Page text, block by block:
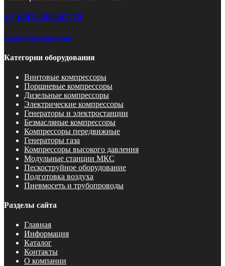
+7 (495) 492-67-70
zakaz@pnevmotex.com
Категории оборудования
Винтовые компрессоры
Поршневые компрессоры
Дизельные компрессоры
Электрические компрессоры
Генераторы и электростанции
Безмасляные компрессоры
Компрессоры передвижные
Генераторы газа
Компрессоры высокого давления
Модульные станции МКС
Пескоструйное оборудование
Подготовка воздуха
Пневмосеть и трубопроводы
Разделы сайта
Главная
Информация
Каталог
Контакты
О компании